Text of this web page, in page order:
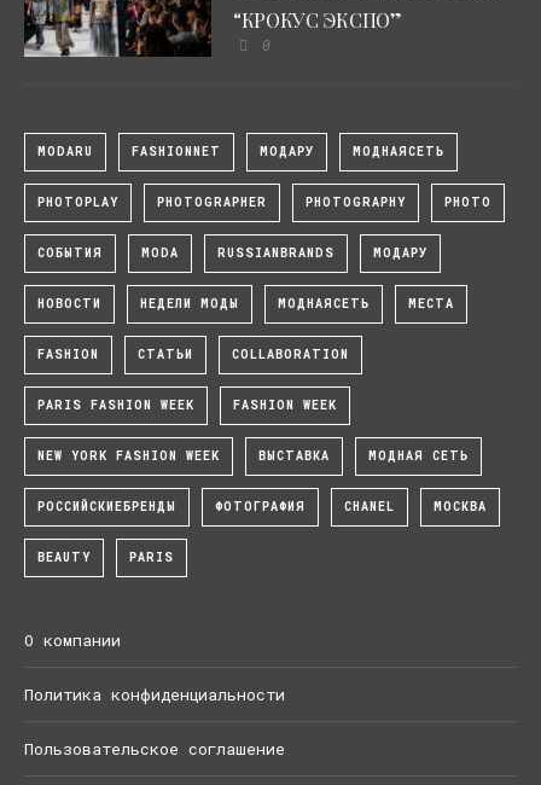
“КРОКУС ЭКСПО”
0
MODARU FASHIONNET МОДАРУ МОДНАЯСЕТЬ
PHOTOPLAY PHOTOGRAPHER PHOTOGRAPHY PHOTO
СОБЫТИЯ MODA RUSSIANBRANDS МОДАРУ
НОВОСТИ НЕДЕЛИ МОДЫ МОДНАЯСЕТЬ МЕСТА
FASHION СТАТЬИ COLLABORATION
PARIS FASHION WEEK FASHION WEEK
NEW YORK FASHION WEEK ВЫСТАВКА МОДНАЯ СЕТЬ
РОССИЙСКИЕБРЕНДЫ ФОТОГРАФИЯ CHANEL МОСКВА
BEAUTY PARIS
О компании
Политика конфиденциальности
Пользовательское соглашение